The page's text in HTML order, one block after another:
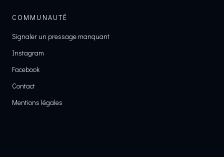
COMMUNAUTÉ
Signaler un pressage manquant
Instagram
Facebook
Contact
Mentions légales